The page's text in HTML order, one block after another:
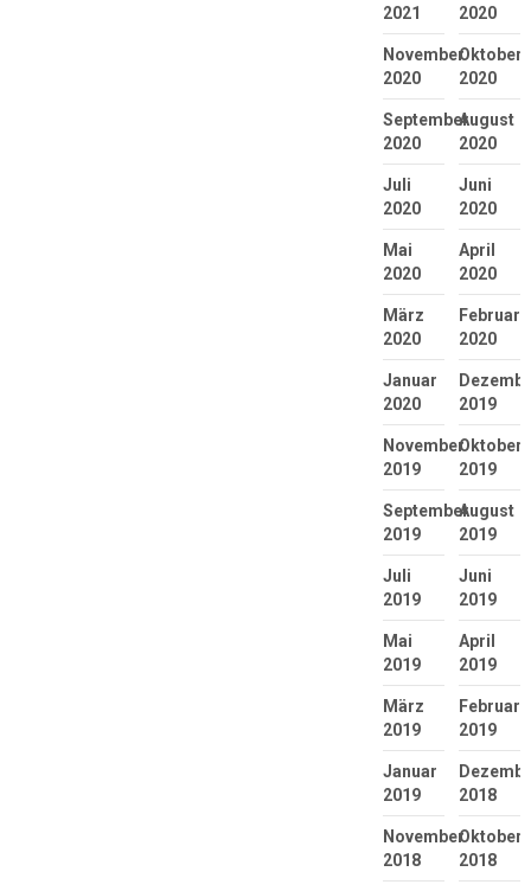
2021
2020
November
2020
Oktober
2020
September
2020
August
2020
Juli
2020
Juni
2020
Mai
2020
April
2020
März
2020
Februar
2020
Januar
2020
2019
November
2019
Oktober
2019
September
2019
August
2019
Juli
2019
Juni
2019
Mai
2019
April
2019
März
2019
Februar
2019
Januar
2019
2018
November
2018
Oktober
2018